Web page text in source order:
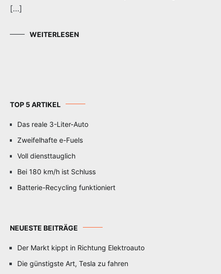
[…]
WEITERLESEN
TOP 5 ARTIKEL
Das reale 3-Liter-Auto
Zweifelhafte e-Fuels
Voll diensttauglich
Bei 180 km/h ist Schluss
Batterie-Recycling funktioniert
NEUESTE BEITRÄGE
Der Markt kippt in Richtung Elektroauto
Die günstigste Art, Tesla zu fahren